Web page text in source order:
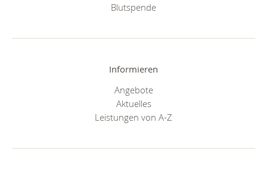
Blutspende
Informieren
Angebote
Aktuelles
Leistungen von A-Z